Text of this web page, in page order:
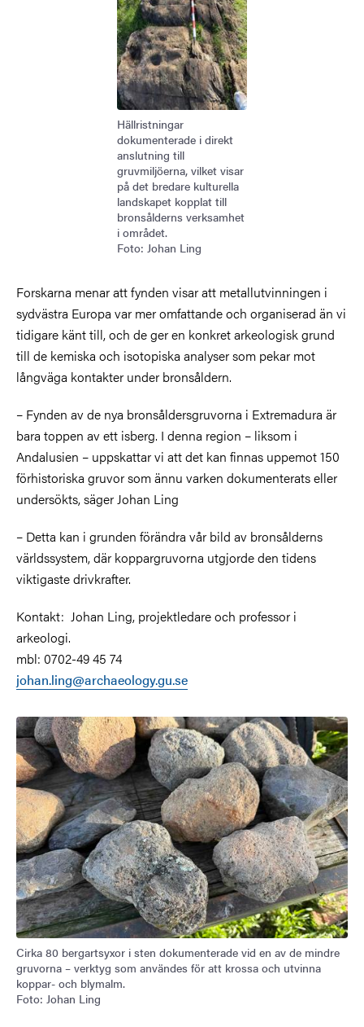
Hällristningar
dokumenterade i direkt
anslutning till
gruvmiljöerna, vilket visar
på det bredare kulturella
landskapet kopplat till
bronsålderns verksamhet
i området.
Foto: Johan Ling
Forskarna menar att fynden visar att metallutvinningen i
sydvästra Europa var mer omfattande och organiserad än vi
tidigare känt till, och de ger en konkret arkeologisk grund
till de kemiska och isotopiska analyser som pekar mot
långväga kontakter under bronsåldern.
– Fynden av de nya bronsåldersgruvorna i Extremadura är
bara toppen av ett isberg. I denna region – liksom i
Andalusien – uppskattar vi att det kan finnas uppemot 150
förhistoriska gruvor som ännu varken dokumenterats eller
undersökts, säger Johan Ling
– Detta kan i grunden förändra vår bild av bronsålderns
världssystem, där koppargruvorna utgjorde den tidens
viktigaste drivkrafter.
Kontakt: Johan Ling, projektledare och professor i
arkeologi.
mbl: 0702-49 45 74
johan.ling@archaeology.gu.se
Bild
Cirka 80 bergartsyxor i sten dokumenterade vid en av de mindre
gruvorna – verktyg som användes för att krossa och utvinna
koppar- och blymalm.
Foto: Johan Ling